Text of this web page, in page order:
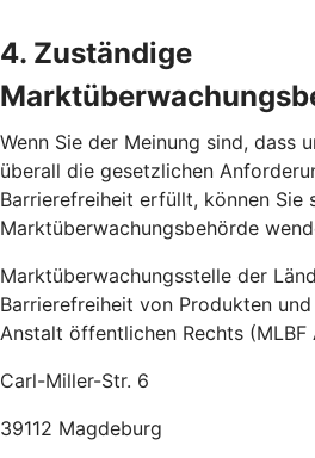
4. Zuständige
Wenn Sie der Meinung sind, dass
überall die gesetzlichen
Barrierefreiheit erfüllt, können Sie
Marktüberwachungsbehörde
Marktüberwachungsstelle der
Barrierefreiheit von Produkten
Anstalt öffentlichen Rechts (MLBF
Carl-Miller-Str. 6
39112 Magdeburg